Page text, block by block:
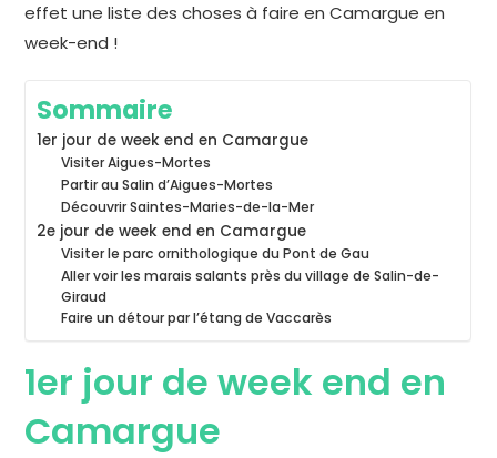
effet une liste des choses à faire en Camargue en
week-end !
Sommaire
1er jour de week end en Camargue
Visiter Aigues-Mortes
Partir au Salin d’Aigues-Mortes
Découvrir Saintes-Maries-de-la-Mer
2e jour de week end en Camargue
Visiter le parc ornithologique du Pont de Gau
Aller voir les marais salants près du village de Salin-de-
Giraud
Faire un détour par l’étang de Vaccarès
1er jour de week end en
Camargue